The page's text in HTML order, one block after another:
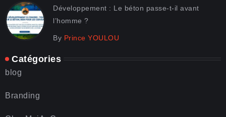
Développement : Le béton passe-t-il avant
l’homme ?
By Prince YOULOU
Catégories
blog
Branding